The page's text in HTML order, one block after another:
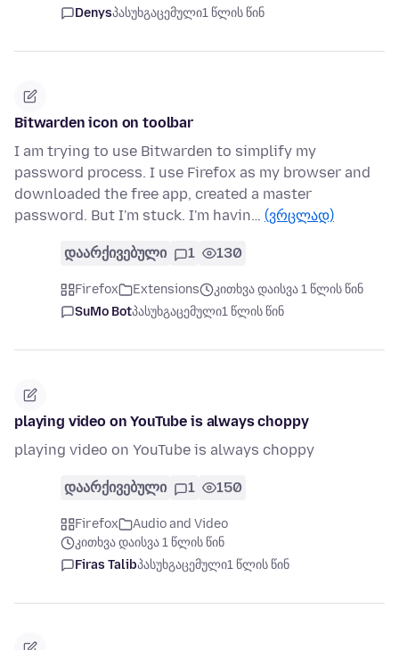
Denysპასუხგაცემული1 წლის წინ
Bitwarden icon on toolbar
I am trying to use Bitwarden to simplify my
password process. I use Firefox as my browser and
downloaded the free app, created a master
password. But I'm stuck. I'm havin… (ვრცლად)
დაარქივებული 1 130
Firefox Extensions
კითხვა დაისვა 1 წლის წინ
SuMo Botპასუხგაცემული1 წლის წინ
playing video on YouTube is always choppy
playing video on YouTube is always choppy
დაარქივებული 1 150
Firefox
Audio and Video
კითხვა დაისვა 1 წლის წინ
Firas Talibპასუხგაცემული1 წლის წინ